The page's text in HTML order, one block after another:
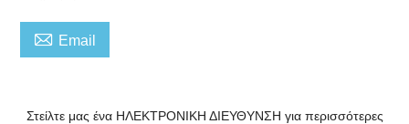
 Email
Στείλτε μας ένα ΗΛΕΚΤΡΟΝΙΚΗ ΔΙΕΥΘΥΝΣΗ για περισσότερες